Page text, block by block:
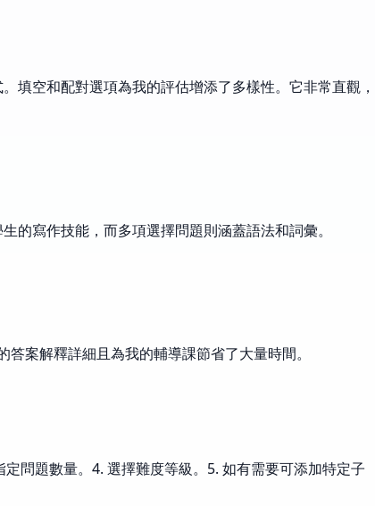
填空和配對選項為我的評估增添了多樣性。它非常直觀，
寫作技能，而多項選擇問題則涵蓋語法和詞彙。
案解釋詳細且為我的輔導課節省了大量時間。
問題數量。4. 選擇難度等級。5. 如有需要可添加特定子